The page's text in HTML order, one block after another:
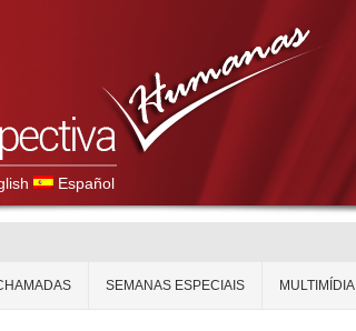
Español
SEMANAS ESPECIAIS MULTIMÍDIA